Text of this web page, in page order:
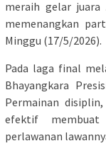
meraih gelar juara
memenangkan
Minggu (17/5/2026).
Pada laga final
Bhayangkara
Permainan
efektif membuat
perlawanan